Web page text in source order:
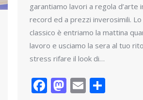
garantiamo lavori a regola d’arte
record ed a prezzi inverosimili.
classico è entriamo la mattina
lavoro e usciamo la sera al tuo
stress rifare il look di…
Facebook
Mastodon
Email